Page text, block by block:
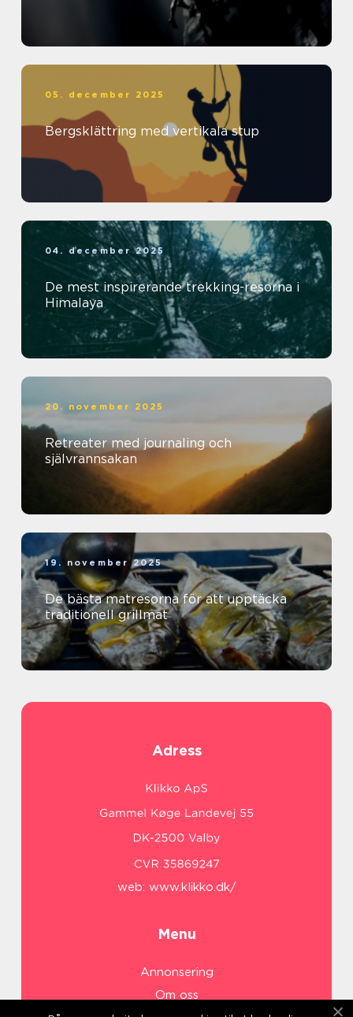
05. december 2025
Bergsklättring med vertikala stup
04. december 2025
De mest inspirerande trekking-resorna i
Himalaya
20. november 2025
Retreater med journaling och
självrannsakan
19. november 2025
De bästa matresorna för att upptäcka
traditionell grillmat
Adress
web: www.klikko.dk/
Menu
Annonsering
Om oss